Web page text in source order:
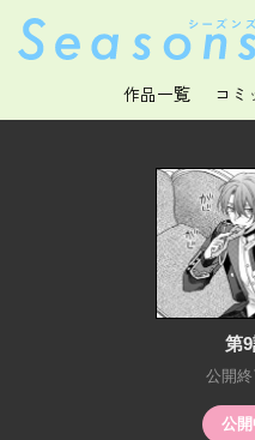
作品一覧 コミ
第
公開
公